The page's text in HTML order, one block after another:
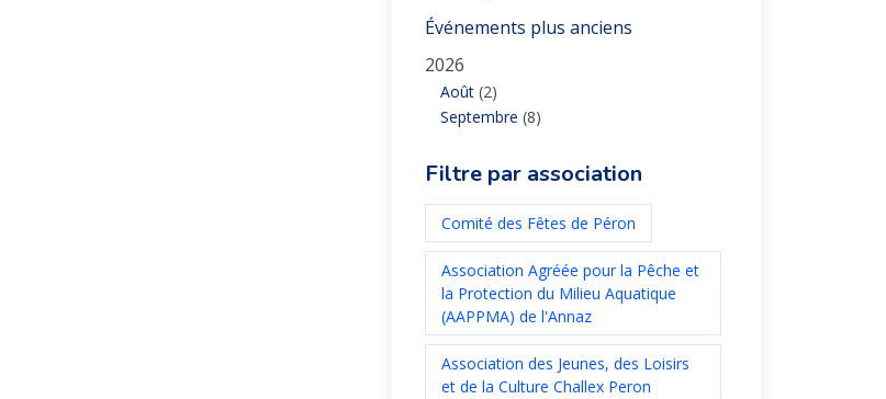
Événements plus anciens
2026
Août (2)
Septembre (8)
Filtre par association
Comité des Fêtes de Péron
Association Agréée pour la Pêche et
la Protection du Milieu Aquatique
(AAPPMA) de l'Annaz
Association des Jeunes, des Loisirs
et de la Culture Challex Peron